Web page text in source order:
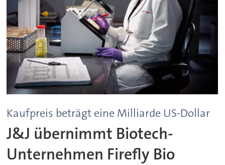
Kaufpreis beträgt eine Milliarde US-Dollar
J&J übernimmt Biotech-
Unternehmen Firefly Bio